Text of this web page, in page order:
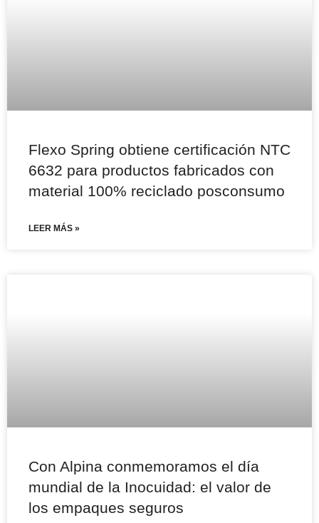
Flexo Spring obtiene certificación NTC
6632 para productos fabricados con
material 100% reciclado posconsumo
LEER MÁS »
Con Alpina conmemoramos el día
mundial de la Inocuidad: el valor de
los empaques seguros